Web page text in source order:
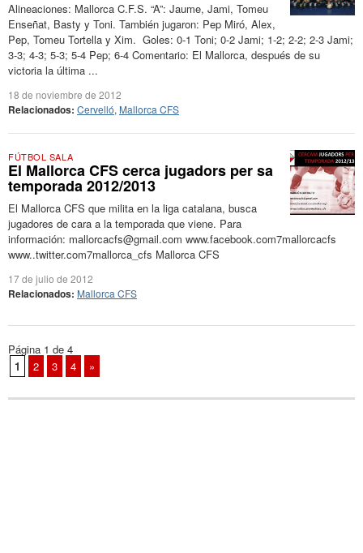
Alineaciones: Mallorca C.F.S. “A”: Jaume, Jami, Tomeu
Enseñat, Basty y Toni. También jugaron: Pep Miró, Alex,
Pep, Tomeu Tortella y Xim. Goles: 0-1 Toni; 0-2 Jami; 1-2; 2-2; 2-3 Jami;
3-3; 4-3; 5-3; 5-4 Pep; 6-4 Comentario: El Mallorca, después de su
victoria la última ...
18 de noviembre de 2012
Relacionados: Cervelló, Mallorca CFS
FÚTBOL SALA
El Mallorca CFS cerca jugadors per sa
temporada 2012/2013
El Mallorca CFS que milita en la liga catalana, busca
jugadores de cara a la temporada que viene. Para
información: mallorcacfs@gmail.com www.facebook.com7mallorcacfs
www..twitter.com7mallorca_cfs Mallorca CFS
17 de julio de 2012
Relacionados: Mallorca CFS
Página 1 de 4
1
2 3 4 »